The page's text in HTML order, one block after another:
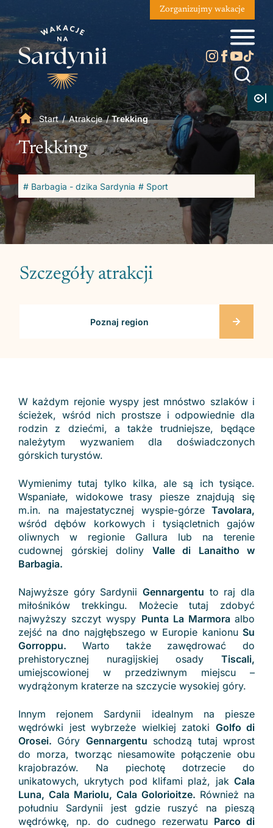
Zorganizujmy wakacje
Start/Atrakcje/Trekking
Trekking
# Barbagia - dzika Sardynia # Sport
Szczegóły atrakcji
Poznaj region
W każdym rejonie wyspy jest mnóstwo szlaków i
ścieżek, wśród nich prostsze i odpowiednie dla
rodzin z dziećmi, a także trudniejsze, będące
należytym wyzwaniem dla doświadczonych
górskich turystów.
Wymienimy tutaj tylko kilka, ale są ich tysiące.
Wspaniałe, widokowe trasy piesze znajdują się
m.in. na majestatycznej wyspie-górze Tavolara,
wśród dębów korkowych i tysiącletnich gajów
oliwnych w regionie Gallura lub na terenie
cudownej górskiej doliny Valle di Lanaitho w
Barbagia.
Najwyższe góry Sardynii Gennargentu to raj dla
miłośników trekkingu. Możecie tutaj zdobyć
najwyższy szczyt wyspy Punta La Marmora albo
zejść na dno najgłębszego w Europie kanionu Su
Gorroppu. Warto także zawędrować do
prehistorycznej nuragijskiej osady Tiscali,
umiejscowionej w przedziwnym miejscu –
wydrążonym kraterze na szczycie wysokiej góry.
Innym rejonem Sardynii idealnym na piesze
wędrówki jest wybrzeże wielkiej zatoki Golfo di
Orosei. Góry Gennargentu schodzą tutaj wprost
do morza, tworząc niesamowite połączenie obu
krajobrazów. Na piechotę dotrzecie do
unikatowych, ukrytych pod klifami plaż, jak Cala
Luna, Cala Mariolu, Cala Golorioitze. Również na
południu Sardynii jest gdzie ruszyć na pieszą
wędrówkę, np. do cudnego rezerwatu Parco di